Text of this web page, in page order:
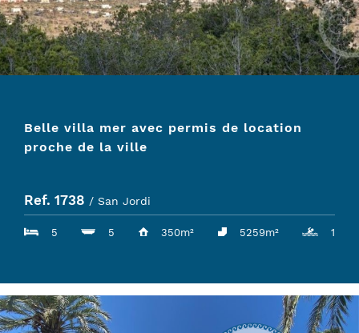
Belle villa mer avec permis de location
proche de la ville
Ref. 1738 / San Jordi
5 5 350m² 5259m² 1